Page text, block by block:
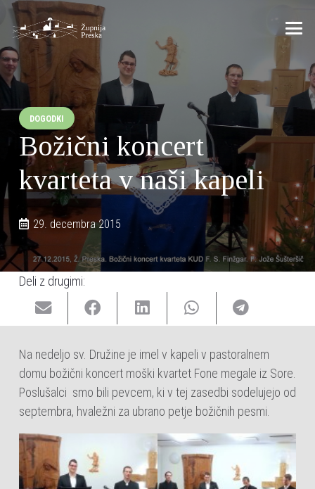
DOGODKI
Božični koncert
kvarteta v naši kapeli
29. decembra 2015
Deli z drugimi:
Na nedeljo sv. Družine je imel v kapeli v pastoralnem
domu božični koncert moški kvartet Fone megale iz Sore.
Poslušalci smo bili pevcem, ki v tej zasedbi sodelujejo od
septembra, hvaležni za ubrano petje božičnih pesmi.